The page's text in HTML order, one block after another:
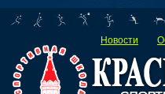
Новости